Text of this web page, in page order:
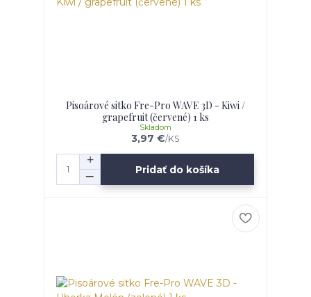
Pisoárové sitko Fre-Pro WAVE 3D - Kiwi /
grapefruit (červené) 1 ks
3,97 €/KS
Skladom
Pridať do košíka